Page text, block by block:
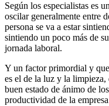
Según los especialistas es
oscilar generalmente entre
persona se va a estar
sintiendo un poco más de
jornada laboral.
Y un factor primordial y
es el de la luz y la limpieza,
buen estado de ánimo de
productividad de la